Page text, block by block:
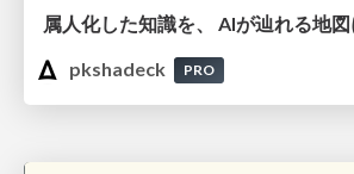
属人化した知識を、 AIが辿れる地
pkshadeck
PRO